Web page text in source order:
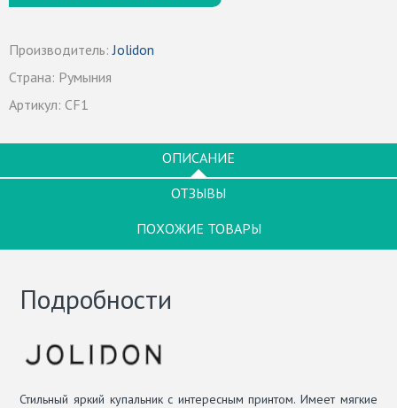
Производитель: Jolidon
Страна: Румыния
Артикул: CF1
ОПИСАНИЕ
ОТЗЫВЫ
ПОХОЖИЕ ТОВАРЫ
Подробности
Стильный яркий купальник с интересным принтом. Имеет мягкие